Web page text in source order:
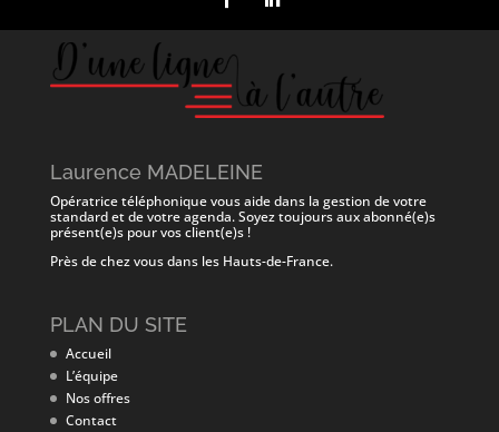
Laurence MADELEINE
Opératrice téléphonique vous aide dans la gestion de votre
standard et de votre agenda. Soyez toujours aux abonné(e)s
présent(e)s pour vos client(e)s !
Près de chez vous dans les Hauts-de-France.
PLAN DU SITE
Accueil
L’équipe
Nos offres
Contact